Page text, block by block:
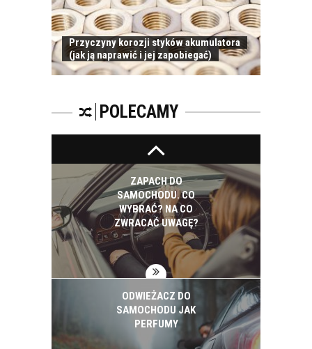
Przyczyny korozji styków akumulatora
(jak ją naprawić i jej zapobiegać)
POLECAMY
ZAPACH
ZAPACH DO
SAMOCHODU. CO
WYBRAĆ? NA CO
ZWRACAĆ UWAGĘ?
ODWIEŻACZ DO
SAMOCHODU JAK
PERFUMY